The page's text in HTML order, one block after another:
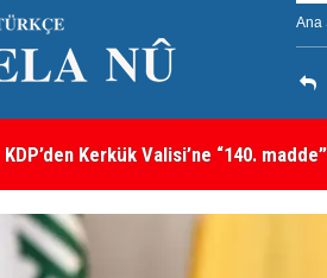
Ana
KDP’den Kerkük Valisi’ne “140.
Kerkük’te Kürt partilerden 7 maddelik